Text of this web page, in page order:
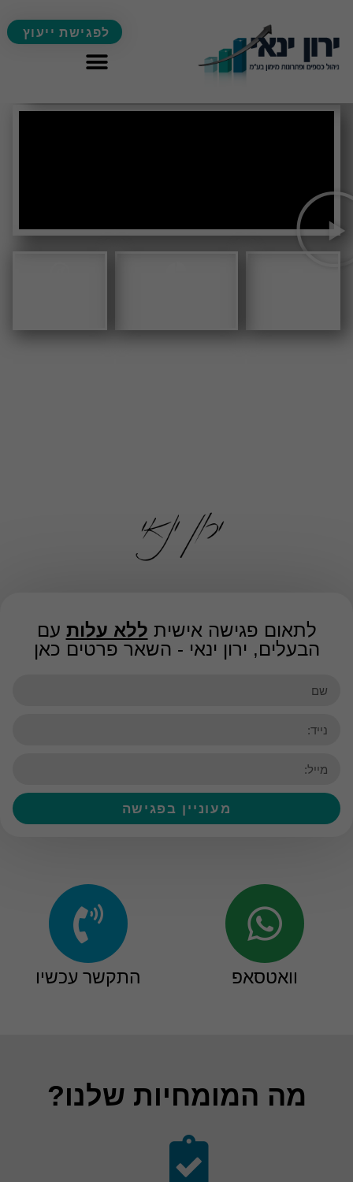
לפגישת ייעוץ
לתאום פגישה אישית ללא עלות עם
הבעלים, ירון ינאי - השאר פרטים כאן
מעוניין בפגישה
וואטסאפ התקשר עכשיו
מה המומחיות שלנו?